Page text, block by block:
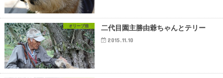
オリーブ畑 二代目園主勝由爺ちゃんとテリー
2015.11.10